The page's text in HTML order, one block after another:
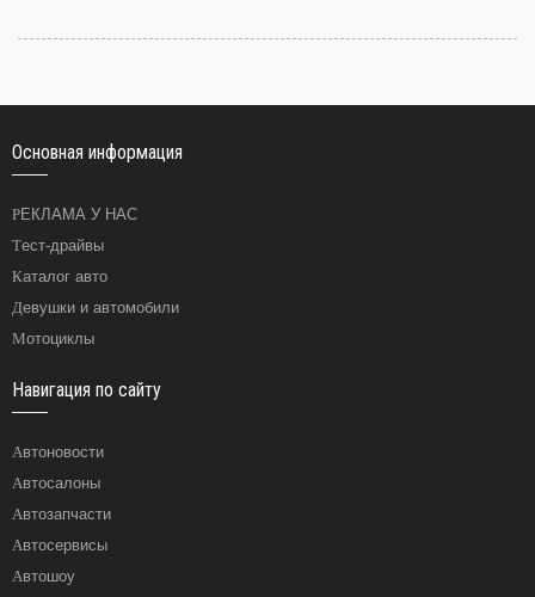
Основная информация
РЕКЛАМА У НАС
Тест-драйвы
Каталог авто
Девушки и автомобили
Мотоциклы
Навигация по сайту
Автоновости
Автосалоны
Автозапчасти
Автосервисы
Автошоу